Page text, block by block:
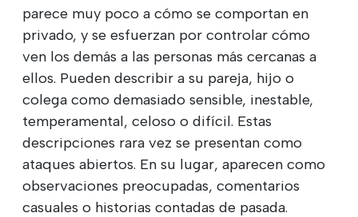
parece muy poco a cómo se comportan en
privado, y se esfuerzan por controlar cómo
ven los demás a las personas más cercanas a
ellos. Pueden describir a su pareja, hijo o
colega como demasiado sensible, inestable,
temperamental, celoso o difícil. Estas
descripciones rara vez se presentan como
ataques abiertos. En su lugar, aparecen como
observaciones preocupadas, comentarios
casuales o historias contadas de pasada.